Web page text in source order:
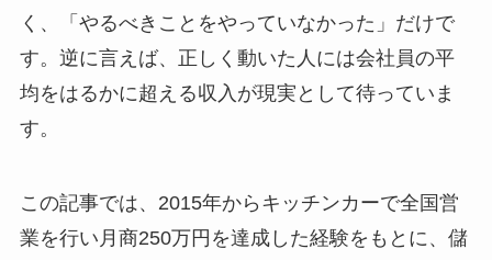
く、「やるべきことをやっていなかった」だけで
す。逆に言えば、正しく動いた人には会社員の平
均をはるかに超える収入が現実として待っていま
す。
この記事では、2015年からキッチンカーで全国営
業を行い月商250万円を達成した経験をもとに、儲